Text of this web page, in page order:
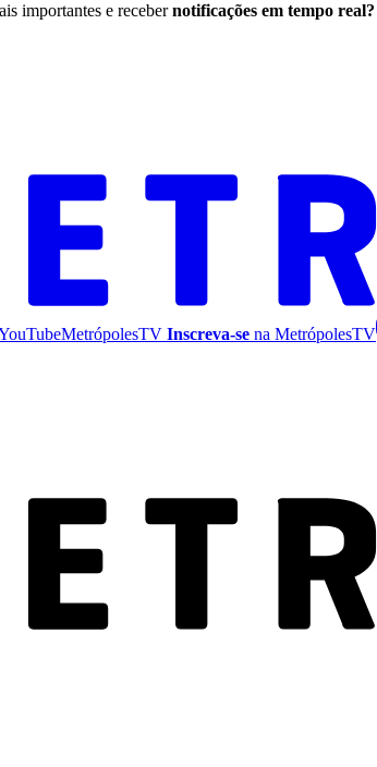
importantes e receber notificações em tempo real?
MetrópolesTV Inscreva-se na MetrópolesTV